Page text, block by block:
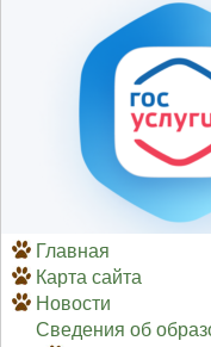
Главная
Карта сайта
Новости
Сведения об